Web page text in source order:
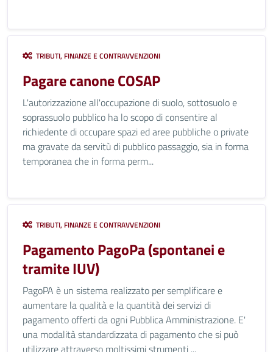
TRIBUTI, FINANZE E CONTRAVVENZIONI
Pagare canone COSAP
L'autorizzazione all'occupazione di suolo, sottosuolo e
soprassuolo pubblico ha lo scopo di consentire al
richiedente di occupare spazi ed aree pubbliche o private
ma gravate da servitù di pubblico passaggio, sia in forma
temporanea che in forma perm...
TRIBUTI, FINANZE E CONTRAVVENZIONI
Pagamento PagoPa (spontanei e
tramite IUV)
PagoPA è un sistema realizzato per semplificare e
aumentare la qualità e la quantità dei servizi di
pagamento offerti da ogni Pubblica Amministrazione. E'
una modalità standardizzata di pagamento che si può
utilizzare attraverso moltissimi strumenti ...